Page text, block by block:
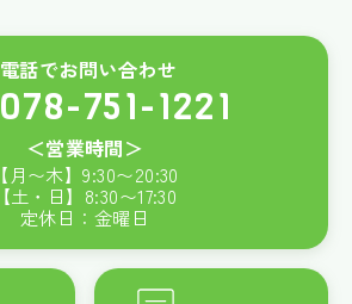
電話でお問い合わせ
078-751-1221
＜営業時間＞
【月〜木】9:30〜20:30
【土・日】 8:30〜17:30
定休日：金曜日